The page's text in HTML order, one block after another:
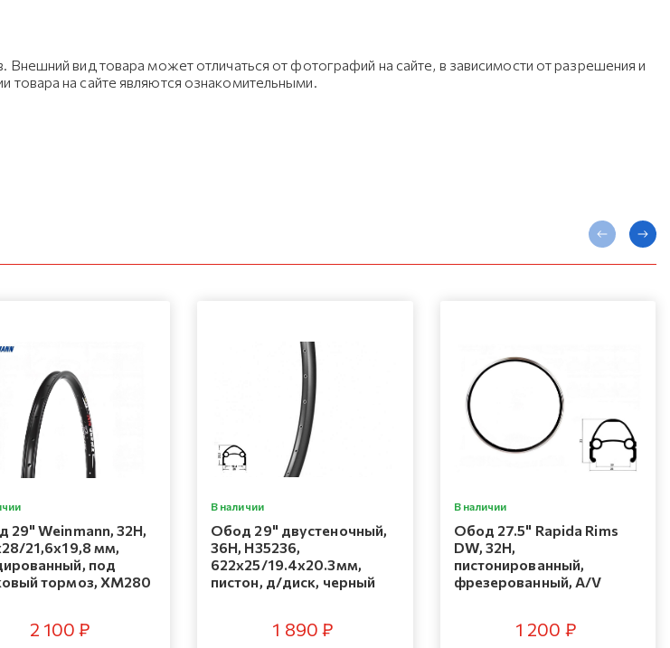
вид товара может отличаться от фотографий на сайте, в зависимости от разрешения и
на сайте являются ознакомительными.
29" Weinmann, 32H,
21,6x19,8 мм,
под
тормоз, XM280
2 100 ₽
В наличии
Обод 29" двустеночный,
36H, H35236,
622х25/19.4х20.3мм,
пистон, д/диск, черный
1 890 ₽
В наличии
Обод 27.5" Rapida Rims
DW, 32H,
пистонированный,
фрезерованный, A/V
1 200 ₽